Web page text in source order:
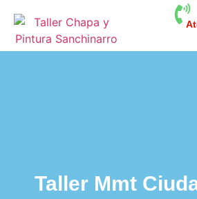
Taller Mmt